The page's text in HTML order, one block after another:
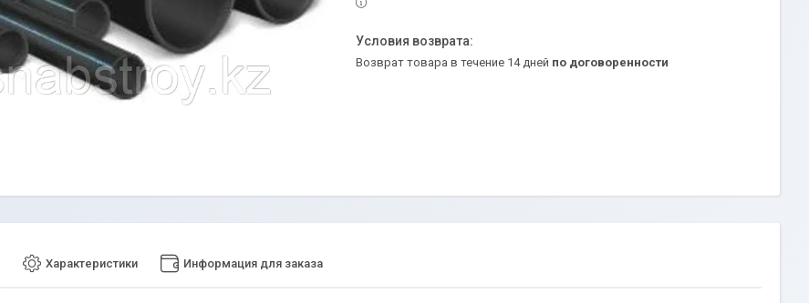
возврат товара в течение 14 дней по договоренности
Характеристики Информация для заказа